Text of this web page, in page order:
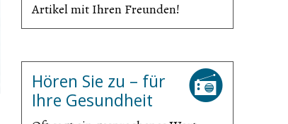
Artikel mit Ihren Freunden!
Hören Sie zu – für
Ihre Gesundheit